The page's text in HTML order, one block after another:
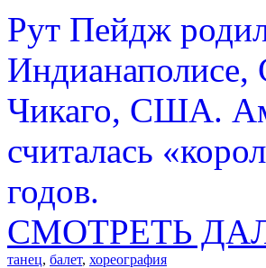
Рут Пейдж
Чикаго, США.
считалась
годов.
СМОТРЕТЬ
танец, балет, хореография